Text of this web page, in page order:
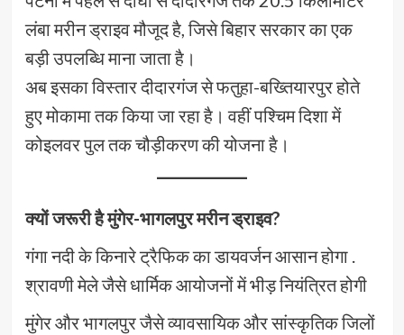
लंबा मरीन ड्राइव मौजूद है, जिसे बिहार सरकार का एक
बड़ी उपलब्धि माना जाता है।
अब इसका विस्तार दीदारगंज से फतुहा-बख्तियारपुर होते
हुए मोकामा तक किया जा रहा है। वहीं पश्चिम दिशा में
कोइलवर पुल तक चौड़ीकरण की योजना है।
क्यों जरूरी है मुंगेर-भागलपुर मरीन ड्राइव?
गंगा नदी के किनारे ट्रैफिक का डायवर्जन आसान होगा .
श्रावणी मेले जैसे धार्मिक आयोजनों में भीड़ नियंत्रित होगी
मुंगेर और भागलपुर जैसे व्यावसायिक और सांस्कृतिक जिलों